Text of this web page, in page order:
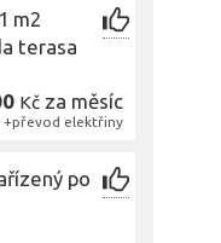
m2
terasa
Kč za měsíc
+převod elektřiny
po